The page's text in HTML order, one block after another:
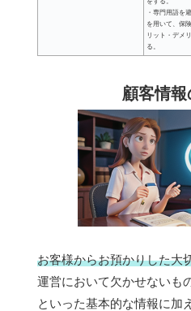
・専門用語を
を用いて、保
リット・デメ
る。
顧客情
お客様からお預かりした大
運営において欠かせないも
といった基本的な情報に加